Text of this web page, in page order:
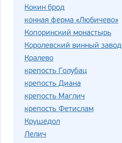
Кокин брод
конная ферма «Любичево»
Копоринский монастырь
Королевский винный завод
Кралево
крепость Голубац
крепость Диана
крепость Маглич
крепость Фетислам
Крушедол
Лелич